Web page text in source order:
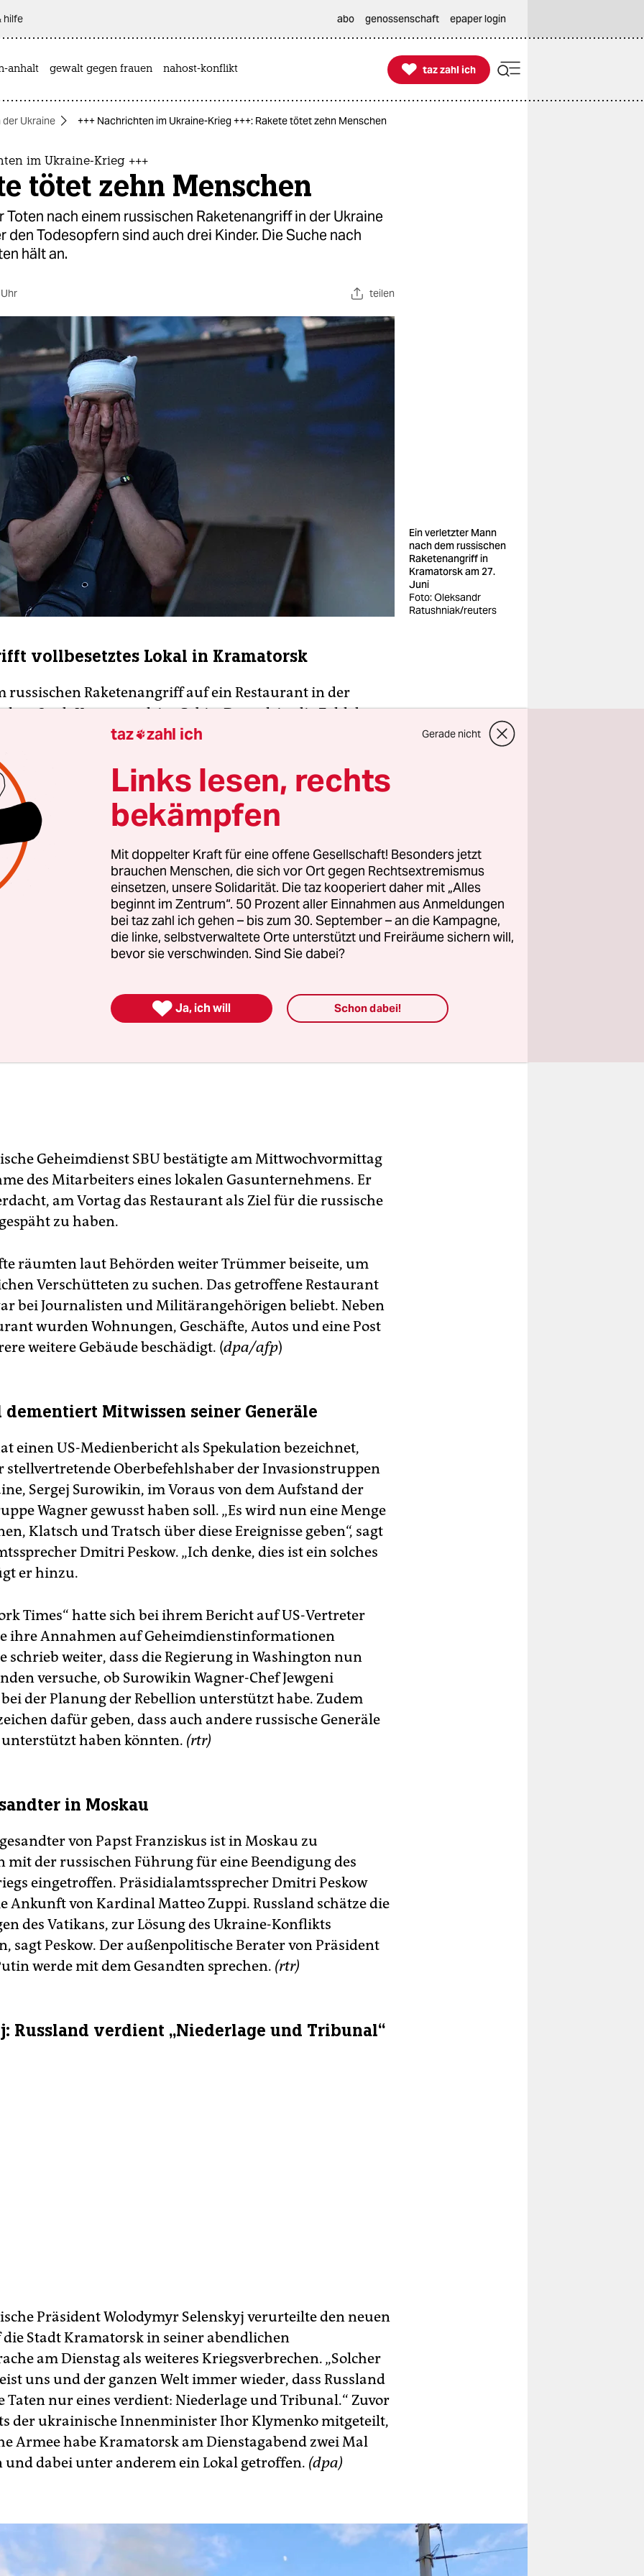
hilfe abo genossenschaft epaper login
anhalt gewalt gegen frauen nahost-konflikt 
taz zahl ich
taz zahl ich
der Ukraine +++ Nachrichten im Ukraine-Krieg +++: Rakete tötet zehn Menschen
im Ukraine-Krieg +++
tötet zehn Menschen
Toten nach einem russischen Raketenangriff in der Ukraine
den Todesopfern sind auch drei Kinder. Die Suche nach
hält an.
teilen
Ein verletzter Mann
nach dem russischen
Raketenangriff in
Kramatorsk am 27.
Juni
Foto: Oleksandr
Ratushniak/reuters
vollbesetztes Lokal in Kramatorsk
russischen Raketenangriff auf ein Restaurant in der
Stadt Kramatorsk im Gebiet Donezk ist die Zahl der
zehn gestiegen. Zuvor hatten die
von acht getöteten Menschen und dutzenden
gesprochen. Unter den Opfern, die aus den Trümmern des
wurden, seien auch drei getötete Kinder, teilten die
Mittwochmorgen mit. Zwei der Kinder waren demnach
eines im Jahr 2011. Die Zahl der Verletzten wurde mit 56
Geheimdienst SBU bestätigte am Mittwochvormittag
des Mitarbeiters eines lokalen Gasunternehmens. Er
am Vortag das Restaurant als Ziel für die russische
zu haben.
räumten laut Behörden weiter Trümmer beiseite, um
Verschütteten zu suchen. Das getroffene Restaurant
bei Journalisten und Militärangehörigen beliebt. Neben
wurden Wohnungen, Geschäfte, Autos und eine Post
weitere Gebäude beschädigt. (dpa/afp)
dementiert Mitwissen seiner Generäle
einen US-Medienbericht als Spekulation bezeichnet,
stellvertretende Oberbefehlshaber der Invasionstruppen
Sergej Surowikin, im Voraus von dem Aufstand der
Wagner gewusst haben soll. „Es wird nun eine Menge
Klatsch und Tratsch über diese Ereignisse geben“, sagt
Dmitri Peskow. „Ich denke, dies ist ein solches
er hinzu.
Times“ hatte sich bei ihrem Bericht auf US-Vertreter
ihre Annahmen auf Geheimdienstinformationen
schrieb weiter, dass die Regierung in Washington nun
versuche, ob Surowikin Wagner-Chef Jewgeni
der Planung der Rebellion unterstützt habe. Zudem
dafür geben, dass auch andere russische Generäle
haben könnten. (rtr)
in Moskau
von Papst Franziskus ist in Moskau zu
mit der russischen Führung für eine Beendigung des
eingetroffen. Präsidialamtssprecher Dmitri Peskow
Ankunft von Kardinal Matteo Zuppi. Russland schätze die
des Vatikans, zur Lösung des Ukraine-Konflikts
sagt Peskow. Der außenpolitische Berater von Präsident
werde mit dem Gesandten sprechen. (rtr)
Russland verdient „Niederlage und Tribunal“
Präsident Wolodymyr Selenskyj verurteilte den neuen
Stadt Kramatorsk in seiner abendlichen
am Dienstag als weiteres Kriegsverbrechen. „Solcher
uns und der ganzen Welt immer wieder, dass Russland
Taten nur eines verdient: Niederlage und Tribunal.“ Zuvor
der ukrainische Innenminister Ihor Klymenko mitgeteilt,
Armee habe Kramatorsk am Dienstagabend zwei Mal
und dabei unter anderem ein Lokal getroffen. (dpa)
taz zahl ich Gerade nicht
Links lesen, rechts
bekämpfen
Mit doppelter Kraft für eine offene Gesellschaft! Besonders jetzt
brauchen Menschen, die sich vor Ort gegen Rechtsextremismus
einsetzen, unsere Solidarität. Die taz kooperiert daher mit „Alles
beginnt im Zentrum“. 50 Prozent aller Einnahmen aus Anmeldungen
bei taz zahl ich gehen – bis zum 30. September – an die Kampagne,
die linke, selbstverwaltete Orte unterstützt und Freiräume sichern will,
bevor sie verschwinden. Sind Sie dabei?
 Ja, ich will Schon dabei!